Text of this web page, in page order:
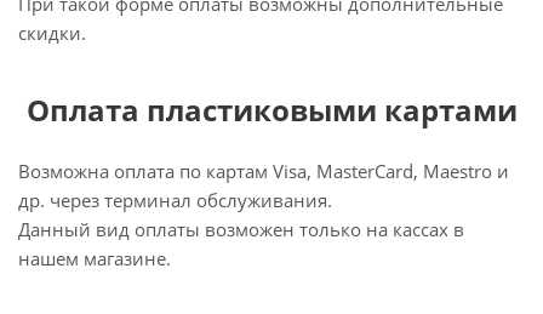
скидки.
Оплата пластиковыми картами
Возможна оплата по картам Visa, MasterCard, Maestro и
др. через терминал обслуживания.
Данный вид оплаты возможен только на кассах в
нашем магазине.